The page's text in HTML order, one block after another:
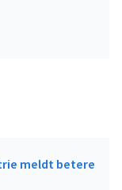
meldt betere